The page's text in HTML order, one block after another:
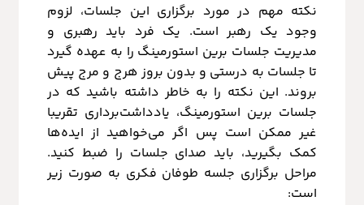
نکته مهم در مورد برگزاری این جلسات، لزوم
وجود یک رهبر است. یک فرد باید رهبری و
مدیریت جلسات برین استورمینگ را به عهده گیرد
تا جلسات به درستی و بدون بروز هرج و مرج پیش
بروند. این نکته را به خاطر داشته باشید که در
جلسات برین استورمینگ، یادداشت‌برداری تقریبا
غیر ممکن است پس اگر می‌خواهید از ایده‌ها
کمک بگیرید، باید صدای جلسات را ضبط کنید.
مراحل برگزاری جلسه طوفان فکری به صورت زیر
است: